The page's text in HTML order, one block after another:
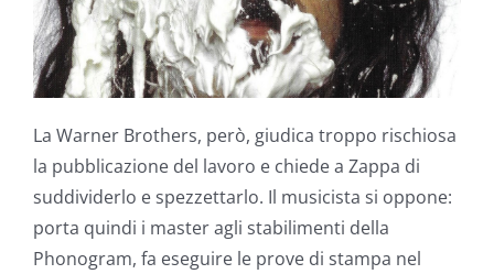
La Warner Brothers, però, giudica troppo rischiosa
la pubblicazione del lavoro e chiede a Zappa di
suddividerlo e spezzettarlo. Il musicista si oppone:
porta quindi i master agli stabilimenti della
Phonogram, fa eseguire le prove di stampa nel